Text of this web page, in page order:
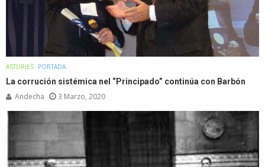
ASTURIES PORTADA
La corrución sistémica nel “Principado” continúa con Barbón
Andecha 3 Marzo, 2020